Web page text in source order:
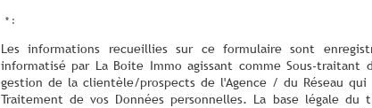
* :
Les informations recueillies sur ce formulaire sont
informatisé par La Boite Immo agissant comme Sous-
gestion de la clientèle/prospects de l'Agence / du Réseau qui
Traitement de vos Données personnelles. La base légale du